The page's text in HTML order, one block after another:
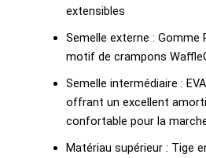
extensibles
Semelle externe : Gomme
motif de crampons
Semelle intermédiaire :
offrant un excellent
confortable pour la
Matériau supérieur : Tige